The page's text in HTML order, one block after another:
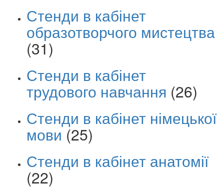
Стенди в кабінет
образотворчого мистецтва
(31)
Стенди в кабінет
трудового навчання (26)
Стенди в кабінет німецької
мови (25)
Стенди в кабінет анатомії
(22)